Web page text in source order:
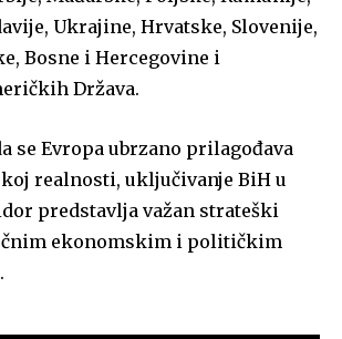
Ukrajine, Hrvatske, Slovenije,
Bosne i Hercegovine i
Država.
se Evropa ubrzano prilagođava
realnosti, uključivanje BiH u
predstavlja važan strateški
ekonomskim i političkim